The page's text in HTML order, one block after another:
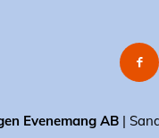
Evenemang AB|